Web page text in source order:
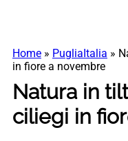
Home » PugliaItalia »
in fiore a novembre
Natura in
ciliegi in